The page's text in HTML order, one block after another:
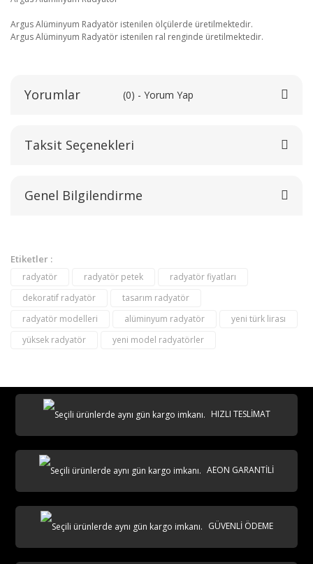
Argus Alüminyum Radyatör istenilen ölçülerde üretilmektedir.
Argus Alüminyum Radyatör istenilen ral renginde üretilmektedir.
Yorumlar (0) - Yorum Yap
Bu ürüne ilk yorumu siz yapın!
Yorum Yaz
Taksit Seçenekleri
Genel Bilgilendirme
Etiketler :
radyatör radyatör petek
radyatör fiyatları
dekoratif radyatör
tasarım radyatör
radyatör modelleri
alüminyum radyatör
yeni türk lirası
yüksek radyatör
yeni model radyatörler
HIZLI TESLİMAT
AEON GARANTİLİ
GÜVENLİ ÖDEME